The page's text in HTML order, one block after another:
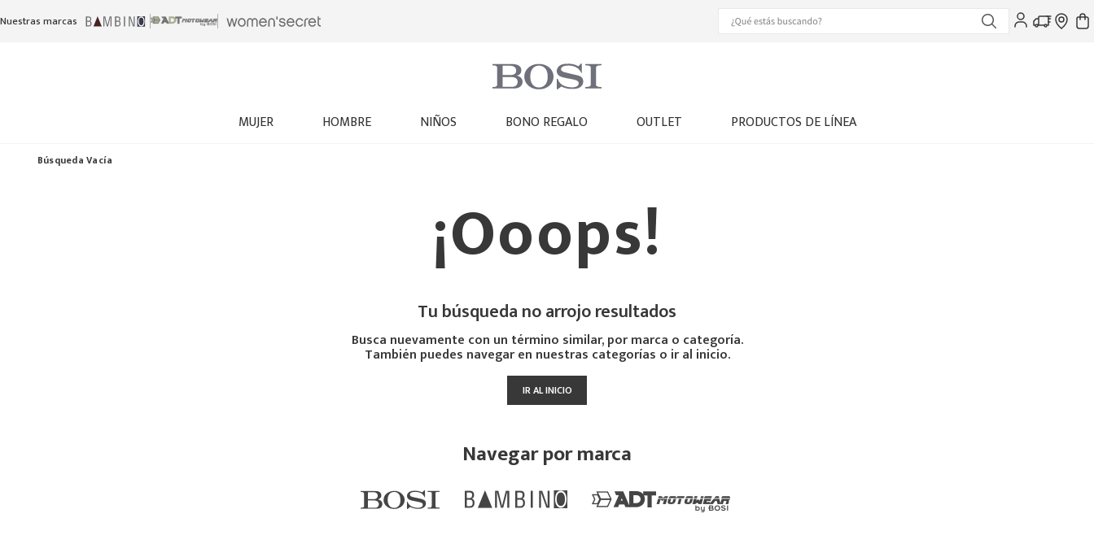
Nuestras marcas
MUJER HOMBRE NIÑOS BONO REGALO OUTLET PRODUCTOS DE LÍNEA
Búsqueda Vacía
¡Ooops!
Tu búsqueda no arrojo resultados
Busca nuevamente con un término similar, por marca o categoría.
También puedes navegar en nuestras categorías o ir al inicio.
IR AL INICIO
Navegar por marca